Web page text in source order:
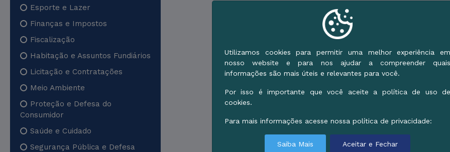
Esporte e Lazer
Finanças e Impostos
Fiscalização
Habitação e Assuntos Fundiários
Licitação e Contratações
Meio Ambiente
Proteção e Defesa do
Consumidor
Saúde e Cuidado
Segurança Pública e Defesa
Utilizamos cookies para permitir uma melhor experiência em
nosso website e para nos ajudar a compreender quais
informações são mais úteis e relevantes para você.
Por isso é importante que você aceite a política de uso de
cookies.
Para mais informações acesse nossa política de privacidade:
Saiba Mais Aceitar e Fechar